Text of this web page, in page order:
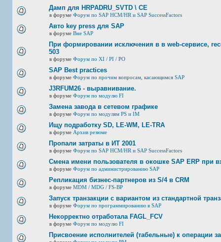
Дамп для HRPADRU_SVTD \ CE
в форуме Форум по SAP HCM/HR и SAP SuccessFactors
Авто key press для SAP
в форуме Вне SAP
При формировании исключения в в web-сервисе,
503
в форуме Форум по XI / PI / РО
SAP Best practices
в форуме Форум по прочим вопросам, касающимся SAP
J3RFUМ26 - выравнивание.
в форуме Форум по модулю FI
Замена завода в сетевом графике
в форуме Форум по модулям PS и IM
Ищу подработку SD, LE-WM, LE-TRA
в форуме Архив резюме
Пропали затраты в ИТ 2001
в форуме Форум по SAP HCM/HR и SAP SuccessFactors
Смена имени пользователя в окошке SAP ERP при
в форуме Форум по администрированию SAP
Репликация бизнес-партнеров из S/4 в CRM
в форуме MDM / MDG / FS-BP
Запуск транзакции с вариантом из стандартной
в форуме Форум по программированию в SAP
Некорректно отработала FAGL_FCV
в форуме Форум по модулю FI
Присвоение исполнителей (табельные) к операции